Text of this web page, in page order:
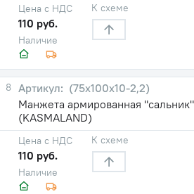
Наличие
Цена с НДС
110 руб.
К схеме
8
(75х100х10-2,2)
Манжета армированная
(KASMALAND)
Наличие
Цена с НДС
110 руб.
К схеме